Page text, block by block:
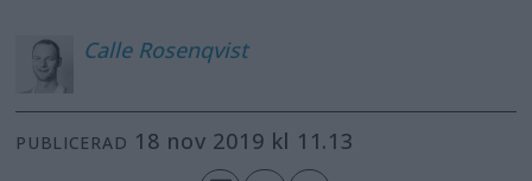
Calle Rosenqvist
PUBLICERAD 18 nov 2019 kl 11.13